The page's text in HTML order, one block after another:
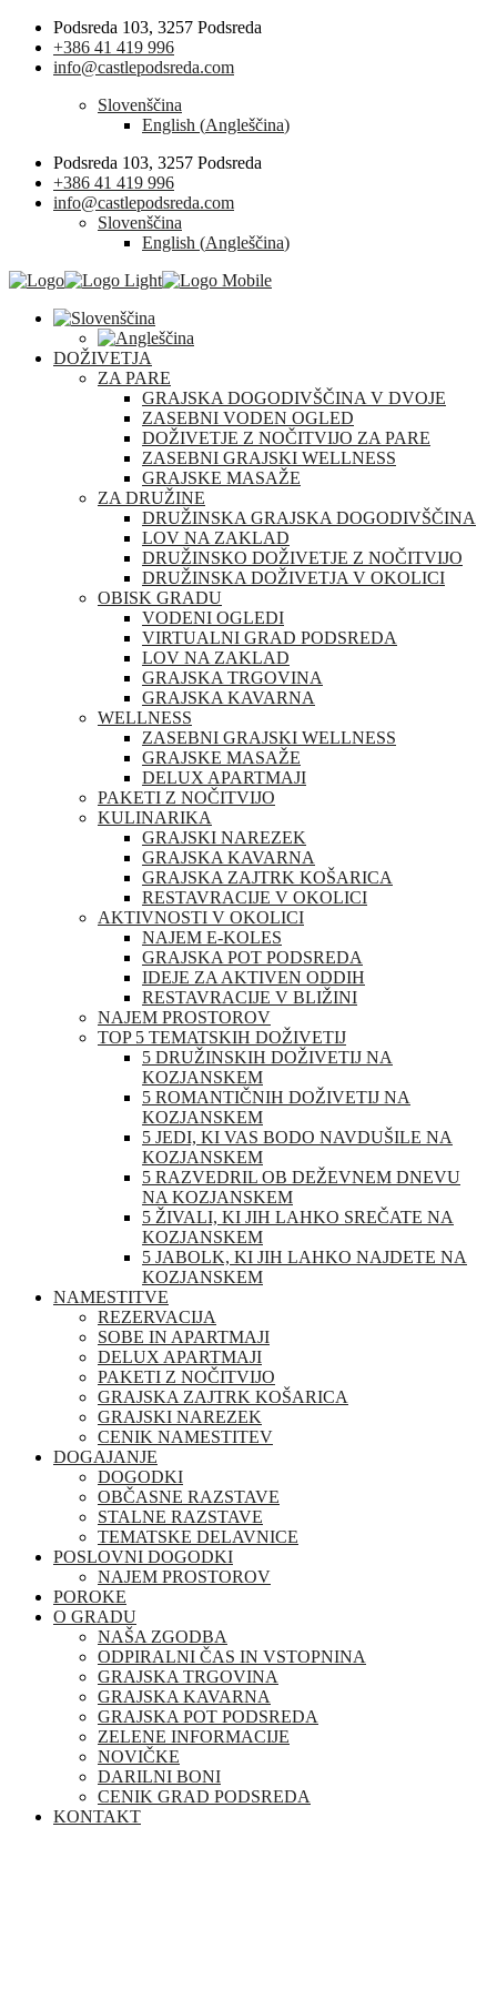
Podsreda 103, 3257 Podsreda
+386 41 419 996
info@castlepodsreda.com
Slovenščina
English (Angleščina)
Podsreda 103, 3257 Podsreda
+386 41 419 996
info@castlepodsreda.com
Slovenščina
English (Angleščina)
DOŽIVETJA
ZA PARE
GRAJSKA DOGODIVŠČINA V DVOJE
ZASEBNI VODEN OGLED
DOŽIVETJE Z NOČITVIJO ZA PARE
ZASEBNI GRAJSKI WELLNESS
GRAJSKE MASAŽE
ZA DRUŽINE
DRUŽINSKA GRAJSKA DOGODIVŠČINA
LOV NA ZAKLAD
DRUŽINSKO DOŽIVETJE Z NOČITVIJO
DRUŽINSKA DOŽIVETJA V OKOLICI
OBISK GRADU
VODENI OGLEDI
VIRTUALNI GRAD PODSREDA
LOV NA ZAKLAD
GRAJSKA TRGOVINA
GRAJSKA KAVARNA
WELLNESS
ZASEBNI GRAJSKI WELLNESS
GRAJSKE MASAŽE
DELUX APARTMAJI
PAKETI Z NOČITVIJO
KULINARIKA
GRAJSKI NAREZEK
GRAJSKA KAVARNA
GRAJSKA ZAJTRK KOŠARICA
RESTAVRACIJE V OKOLICI
AKTIVNOSTI V OKOLICI
NAJEM E-KOLES
GRAJSKA POT PODSREDA
IDEJE ZA AKTIVEN ODDIH
RESTAVRACIJE V BLIŽINI
NAJEM PROSTOROV
TOP 5 TEMATSKIH DOŽIVETIJ
5 DRUŽINSKIH DOŽIVETIJ NA
KOZJANSKEM
5 ROMANTIČNIH DOŽIVETIJ NA
KOZJANSKEM
5 JEDI, KI VAS BODO NAVDUŠILE NA
KOZJANSKEM
5 RAZVEDRIL OB DEŽEVNEM DNEVU
NA KOZJANSKEM
5 ŽIVALI, KI JIH LAHKO SREČATE NA
KOZJANSKEM
5 JABOLK, KI JIH LAHKO NAJDETE NA
KOZJANSKEM
NAMESTITVE
REZERVACIJA
SOBE IN APARTMAJI
DELUX APARTMAJI
PAKETI Z NOČITVIJO
GRAJSKA ZAJTRK KOŠARICA
GRAJSKI NAREZEK
CENIK NAMESTITEV
DOGAJANJE
DOGODKI
OBČASNE RAZSTAVE
STALNE RAZSTAVE
TEMATSKE DELAVNICE
POSLOVNI DOGODKI
NAJEM PROSTOROV
POROKE
O GRADU
NAŠA ZGODBA
ODPIRALNI ČAS IN VSTOPNINA
GRAJSKA TRGOVINA
GRAJSKA KAVARNA
GRAJSKA POT PODSREDA
ZELENE INFORMACIJE
NOVIČKE
DARILNI BONI
CENIK GRAD PODSREDA
KONTAKT